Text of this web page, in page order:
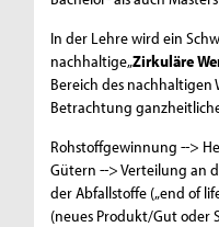
In der Lehre wird ein
nachhaltige„Zirkuläre
Bereich des
Betrachtung
Rohstoffgewinnung -->
Gütern --> Verteilung an
der Abfallstoffe („end of
(neues Produkt/Gut oder